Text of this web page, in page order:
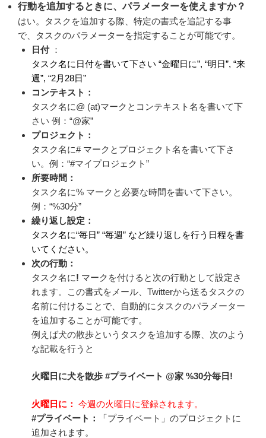
行動を追加するときに、パラメーターを使えますか？
はい。タスクを追加する際、特定の書式を追記する事
で、タスクのパラメーターを指定することが可能です。
日付：
タスク名に日付を書いて下さい “金曜日に”, “明日”, “来
週”, “2月28日”
コンテキスト：
タスク名に@ (at)マークとコンテキスト名を書いて下
さい 例：“@家”
プロジェクト：
タスク名に# マークとプロジェクト名を書いて下さ
い。例：“#マイプロジェクト”
所要時間：
タスク名に% マークと必要な時間を書いて下さい。
例：“%30分”
繰り返し設定：
タスク名に“毎日” “毎週” など繰り返しを行う日程を書
いてください。
次の行動：
タスク名に! マークを付けると次の行動として設定さ
れます。この書式をメール、Twitterから送るタスクの
名前に付けることで、自動的にタスクのパラメーター
を追加することが可能です。
例えば犬の散歩というタスクを追加する際、次のよう
な記載を行うと
火曜日に犬を散歩 #プライベート @家 %30分毎日!
火曜日に： 今週の火曜日に登録されます。
#プライベート：
「プライベート」のプロジェクトに
追加されます。